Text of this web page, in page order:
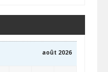
août 2026